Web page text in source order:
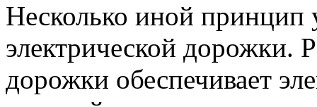
Несколько иной принцип
электрической дорожки.
дорожки обеспечивает